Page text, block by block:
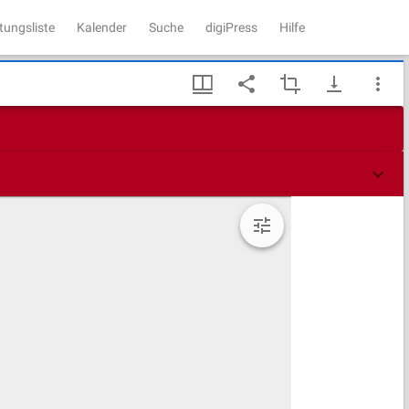
Kalender Suche digiPress Hilfe